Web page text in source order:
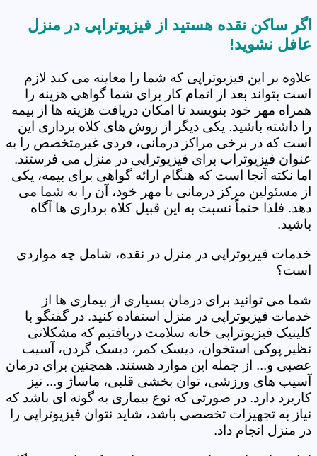
اگر ساکن نقده هستید از فیزیوتراپی در منزل
عافل نشوید!
علاوه بر این فیزیوتراپی که شما را معاینه می کند لازم
است بتواند بعد از اتمام کار برای شما گواهی هزینه را
همراه مهر خود بنویسد تا امکان دریافت هزینه ها از بیمه
را داشته باشید. یکی دیگر از روش های کلاه برداری این
است که در برخی مراکز درمانی، فردی غیرمتخصص را به
عنوان فیزیوتراپ برای فیزیوتراپی در منزل می فرستند.
اما نکته آنجا است که هنگام ارائه گواهی برای بیمه، یکی
از مسئولین مرکز درمانی با مهر خود، آن را به شما می
دهد. فلذا حتماً نسبت به این قبیل کلاه برداری ها آگاه
باشید.
خدمات فیزیوتراپی در منزل در نقده، شامل چه مواردی
است؟
شما می توانید برای درمان بسیاری از بیماری ها از
خدمات فیزیوتراپی در منزل استفاده کنید. در گفتگو با
کلینیک فیزیوتراپی خانه سلامت دریافتیم که مشکلاتی
نظیر پوکی استخوان، دیسک کمر، دیسک گردن، آسیب
عصبی و... از جمله این موارد هستند. همچنین برای درمان
آسیب های ورزشی، توان بخشی قلبی، ماساژ و... نیز
کاربرد دارد. در صورتی که نوع بیماری به گونه ای باشد که
نیاز به تجهیزات تخصصی باشد، شاید نتوان فیزیوتراپی را
در منزل انجام داد.